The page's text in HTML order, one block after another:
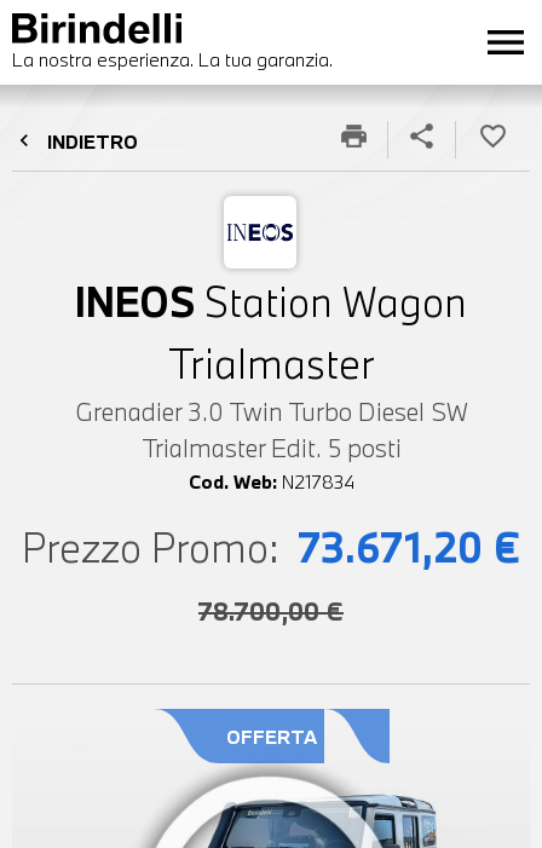
La nostra esperienza. La tua garanzia. menu
chevron_left INDIETRO
INEOS Station Wagon
Trialmaster
Grenadier 3.0 Twin Turbo Diesel SW
Trialmaster Edit. 5 posti
Cod. Web: N217834
print share favorite_border
Prezzo Promo: 73.671,20 €
78.700,00 €
OFFERTA